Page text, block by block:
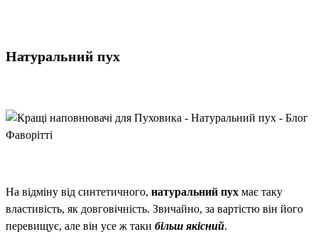
Натуральний пух
На відміну від синтетичного, натуральний пух має таку
властивість, як довговічність. Звичайно, за вартістю він його
перевищує, але він усе ж таки більш якісний.